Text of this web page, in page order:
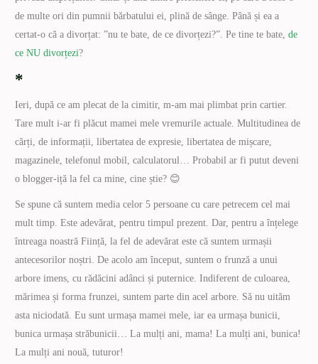
de multe ori din pumnii bărbatului ei, plină de sânge. Până și ea a
certat-o că a divorțat: ”nu te bate, de ce divorțezi?”. Pe tine te bate,de
ce NU divorțezi?
*
Ieri, după ce am plecat de la cimitir, m-am mai plimbat prin cartier.
Tare mult i-ar fi plăcut mamei mele vremurile actuale. Multitudinea de
cărți, de informații, libertatea de expresie, libertatea de mișcare,
magazinele, telefonul mobil, calculatorul… Probabil ar fi putut deveni
o blogger-iță la fel ca mine, cine știe? 😊
Se spune că suntem media celor 5 persoane cu care petrecem cel mai
mult timp. Este adevărat, pentru timpul prezent. Dar, pentru a înțelege
întreaga noastră Ființă, la fel de adevărat este că suntem urmașii
antecesorilor noștri. De acolo am început, suntem o frunză a unui
arbore imens, cu rădăcini adânci și puternice. Indiferent de culoarea,
mărimea și forma frunzei, suntem parte din acel arbore. Să nu uităm
asta niciodată. Eu sunt urmașa mamei mele, iar ea urmașa bunicii,
bunica urmașa străbunicii… La mulți ani, mama! La mulți ani, bunica!
La mulți ani nouă, tuturor!